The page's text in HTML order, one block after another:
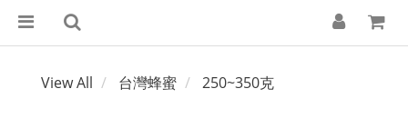
View All 台灣蜂蜜 250~350克